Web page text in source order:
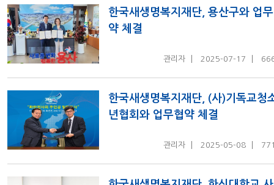
한국새생명복지재단, 용산구와 업
약 체결
관리자 2025-07-17
한국새생명복지재단, (사)기독교청
년협회와 업무협약 체결
관리자 2025-05-08